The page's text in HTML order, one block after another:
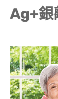
Ag+銀